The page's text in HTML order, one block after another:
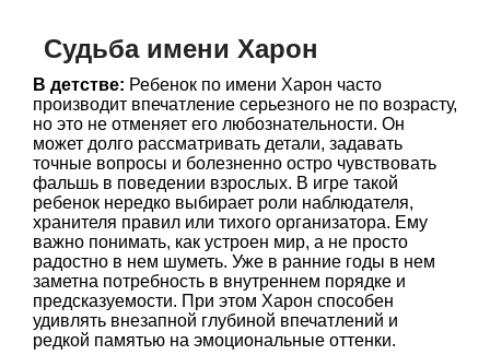
Судьба имени Харон
В детстве: Ребенок по имени Харон часто
производит впечатление серьезного не по возрасту,
но это не отменяет его любознательности. Он
может долго рассматривать детали, задавать
точные вопросы и болезненно остро чувствовать
фальшь в поведении взрослых. В игре такой
ребенок нередко выбирает роли наблюдателя,
хранителя правил или тихого организатора. Ему
важно понимать, как устроен мир, а не просто
радостно в нем шуметь. Уже в ранние годы в нем
заметна потребность в внутреннем порядке и
предсказуемости. При этом Харон способен
удивлять внезапной глубиной впечатлений и
редкой памятью на эмоциональные оттенки.